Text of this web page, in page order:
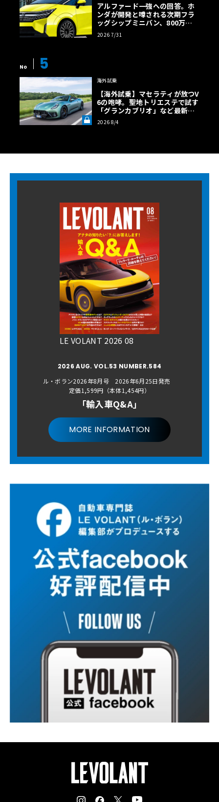
アルファード一強への回答。ホ
ンダが開発と噂される次期フラ
ッグシップミニバン、800万円
超の勝算【予想CG】
2026 7/31
No 5
海外試乗
【海外試乗】マセラティが放つV
6の咆哮。聖地トリエステで試す
「グランカブリオ」など最新ト
ロフェオ3台の官能評価《LE VO
LANT LAB》
2026 8/4
LE VOLANT 2026 08
2026 AUG. VOL.53 NUMBER.584
ル・ボラン2026年8月号 2026年6月25日発売
定価1,599円（本体1,454円）
「輸入車Q&A」
MORE INFORMATION